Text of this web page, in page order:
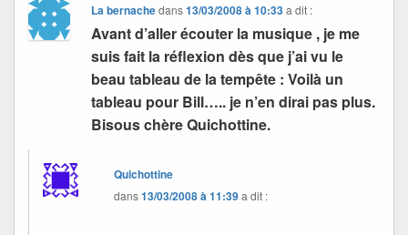
La bernachedans13/03/2008 à 10:33 a dit :
Avant d’aller écouter la musique , je me
suis fait la réflexion dès que j’ai vu le
beau tableau de la tempête : Voilà un
tableau pour Bill….. je n’en dirai pas plus.
Bisous chère Quichottine.
Quichottine
dans13/03/2008 à 11:39a dit :